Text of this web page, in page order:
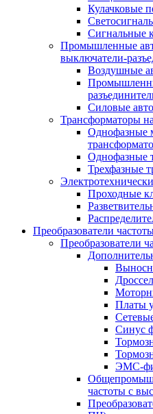
Кулачковые
Сигнальные
Промышленные
выключатели-
Воздушные
Силовые
Трансформаторы
Однофазные
Однофазные
Трехфазные
Проходные
Преобразователи
Преобразователи
Платы
Синус
ЭМС-
частоты с